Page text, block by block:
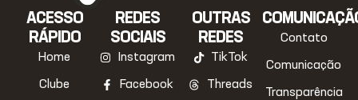
ACESSO
RÁPIDO
Home
Clube
REDES
SOCIAIS
Instagram
Facebook
OUTRAS
REDES
TikTok
Threads
Contato
Comunicação
Transparência